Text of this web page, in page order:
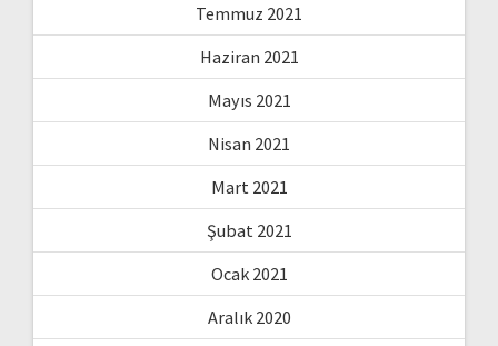
Temmuz 2021
Haziran 2021
Mayıs 2021
Nisan 2021
Mart 2021
Şubat 2021
Ocak 2021
Aralık 2020